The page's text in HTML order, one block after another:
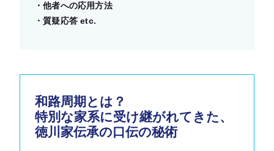
・他者への応用方法
・質疑応答 etc.
和路周期とは？
特別な家系に受け継がれてきた、
徳川家伝承の口伝の秘術